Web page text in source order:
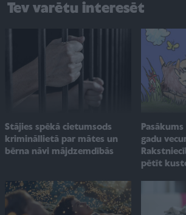
Tev varētu interesēt
Stājies spēkā cietumsods
krimināllietā par mātes un
bērna nāvi mājdzemdībās
gadu
pētīt